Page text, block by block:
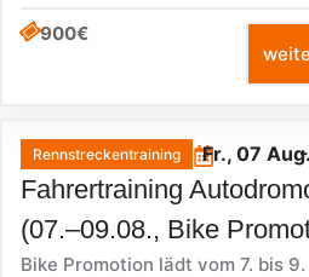
900€
Rennstreckentraining Fr., 07 Aug.
Fahrertraining
(07.–09.08., Bike
Bike Promotion lädt vom 7. bis